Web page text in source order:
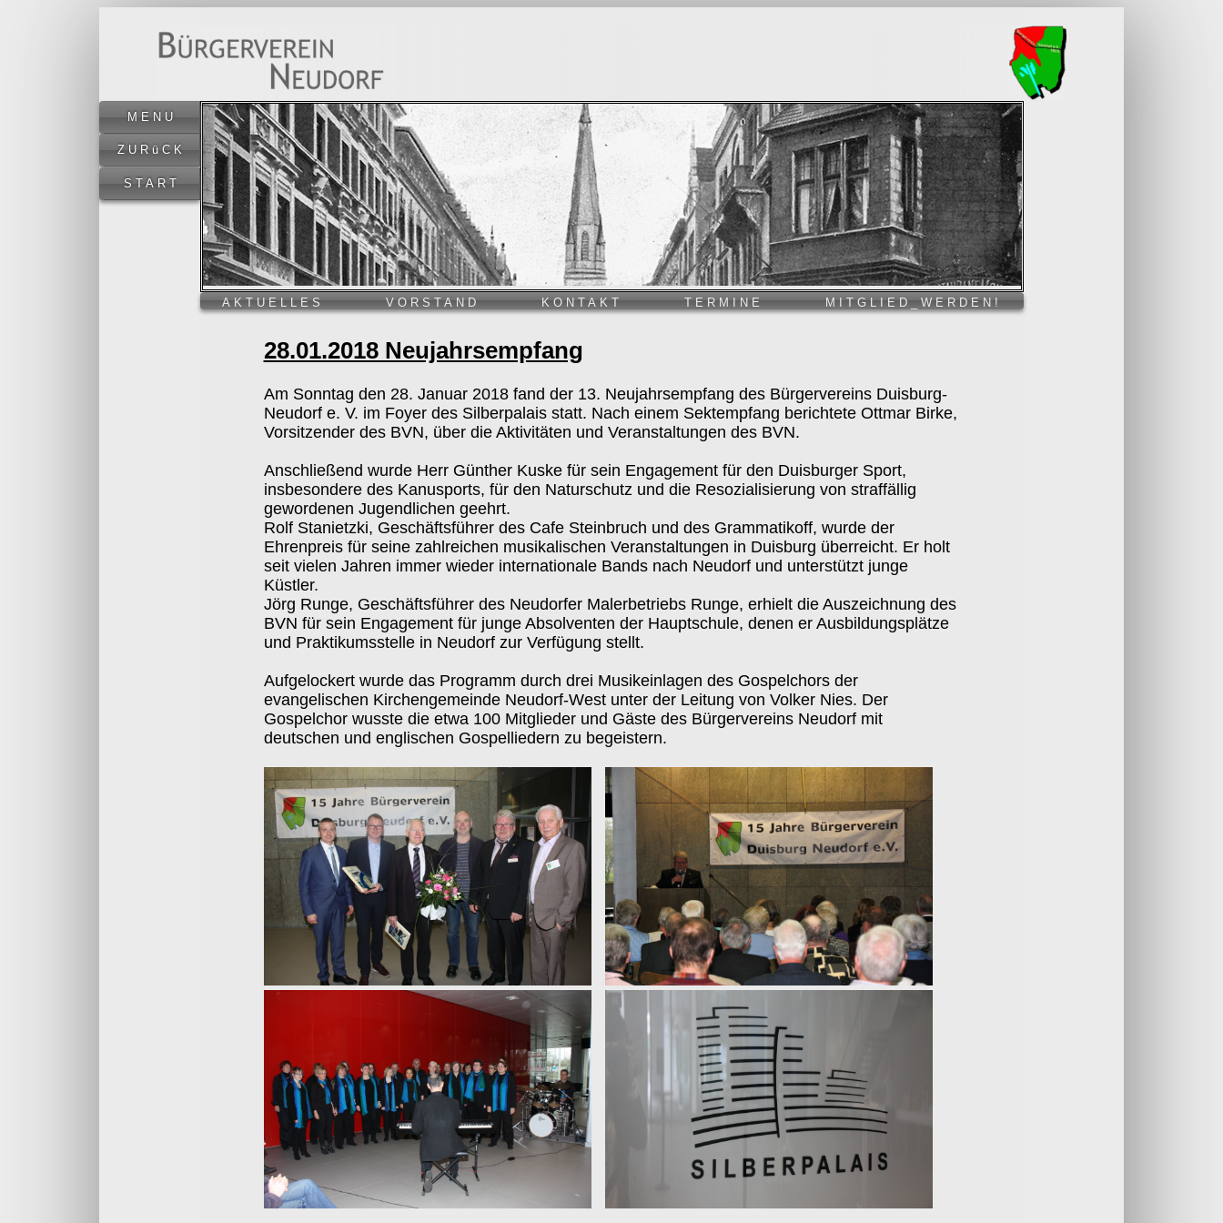
MENU
ZURüCK
START
AKTUELLES VORSTAND KONTAKT TERMINE MITGLIED_WERDEN!
28.01.2018 Neujahrsempfang
Am Sonntag den 28. Januar 2018 fand der 13. Neujahrsempfang des Bürgervereins Duisburg-
Neudorf e. V. im Foyer des Silberpalais statt. Nach einem Sektempfang berichtete Ottmar Birke,
Vorsitzender des BVN, über die Aktivitäten und Veranstaltungen des BVN.
Anschließend wurde Herr Günther Kuske für sein Engagement für den Duisburger Sport,
insbesondere des Kanusports, für den Naturschutz und die Resozialisierung von straffällig
gewordenen Jugendlichen geehrt.
Rolf Stanietzki, Geschäftsführer des Cafe Steinbruch und des Grammatikoff, wurde der
Ehrenpreis für seine zahlreichen musikalischen Veranstaltungen in Duisburg überreicht. Er holt
seit vielen Jahren immer wieder internationale Bands nach Neudorf und unterstützt junge
Küstler.
Jörg Runge, Geschäftsführer des Neudorfer Malerbetriebs Runge, erhielt die Auszeichnung des
BVN für sein Engagement für junge Absolventen der Hauptschule, denen er Ausbildungsplätze
und Praktikumsstelle in Neudorf zur Verfügung stellt.
Aufgelockert wurde das Programm durch drei Musikeinlagen des Gospelchors der
evangelischen Kirchengemeinde Neudorf-West unter der Leitung von Volker Nies. Der
Gospelchor wusste die etwa 100 Mitglieder und Gäste des Bürgervereins Neudorf mit
deutschen und englischen Gospelliedern zu begeistern.